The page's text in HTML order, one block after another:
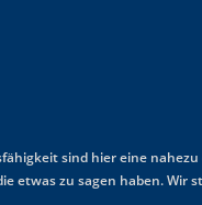
sind hier eine
etwas zu sagen haben. Wir